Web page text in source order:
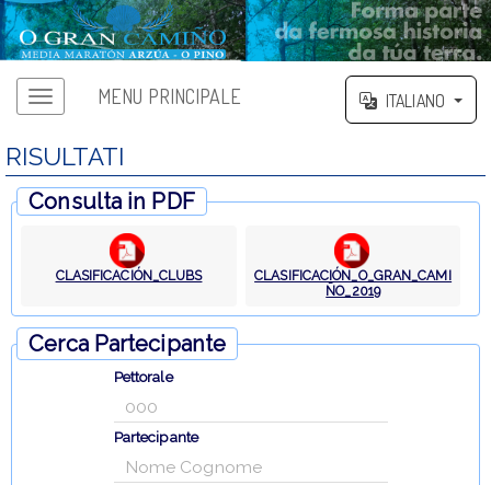
MENU PRINCIPALE ITALIANO
RISULTATI
Consulta in PDF
CLASIFICACIÓN_CLUBS
CLASIFICACIÓN_O_GRAN_CAMI
ÑO_2019
Cerca Partecipante
Pettorale
Partecipante